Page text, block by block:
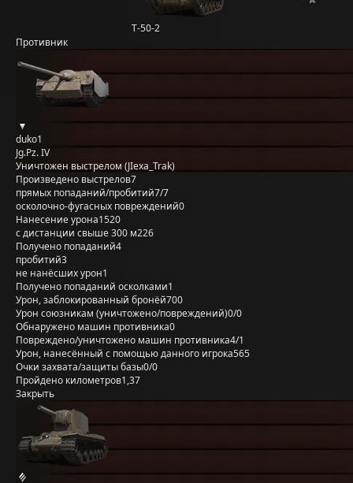
Т-50-2
Противник
duko1
Jg.Pz. IV
Уничтожен выстрелом (JIexa_Trak)
Произведено выстрелов7
прямых попаданий/пробитий7/7
осколочно-фугасных повреждений0
Нанесение урона1520
с дистанции свыше 300 м226
Получено попаданий4
пробитий3
не нанёсших урон1
Получено попаданий осколками1
Урон, заблокированный бронёй700
Урон союзникам (уничтожено/повреждений)0/0
Обнаружено машин противника0
Повреждено/уничтожено машин противника4/1
Урон, нанесённый с помощью данного игрока565
Очки захвата/защиты базы0/0
Пройдено километров1,37
Закрыть